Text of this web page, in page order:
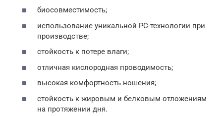
биосовместимость;
использование уникальной РС-технологии при
производстве;
стойкость к потере влаги;
отличная кислородная проводимость;
высокая комфортность ношения;
стойкость к жировым и белковым отложениям
на протяжении дня.